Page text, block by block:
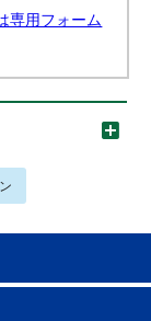
専用フォーム